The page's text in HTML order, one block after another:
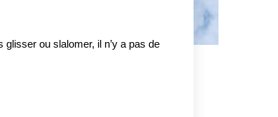
ou slalomer, il n’y a pas de